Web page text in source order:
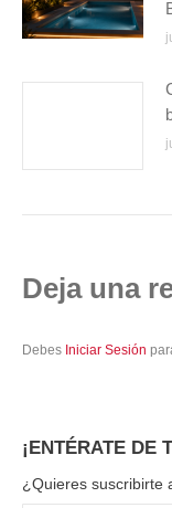
Deja una
Debes Iniciar Sesión
¡ENTÉRATE DE
¿Quieres suscribirte